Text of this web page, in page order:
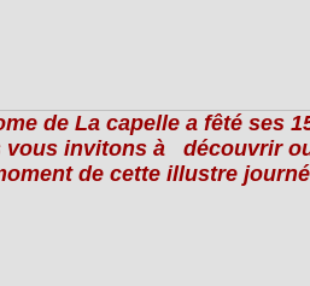
de La capelle a fêté ses
vous invitons à découvrir
de cette illustre